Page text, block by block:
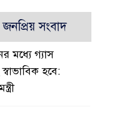
জনপ্রিয় সংবাদ
মধ্যে গ্যাস
হবে: